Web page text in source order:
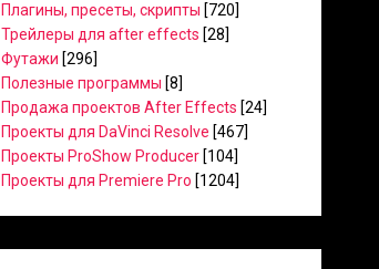
Плагины, пресеты, скрипты [720]
Трейлеры для after effects [28]
Футажи [296]
Полезные программы [8]
Продажа проектов After Effects [24]
Проекты для DaVinci Resolve [467]
Проекты ProShow Producer [104]
Проекты для Premiere Pro [1204]